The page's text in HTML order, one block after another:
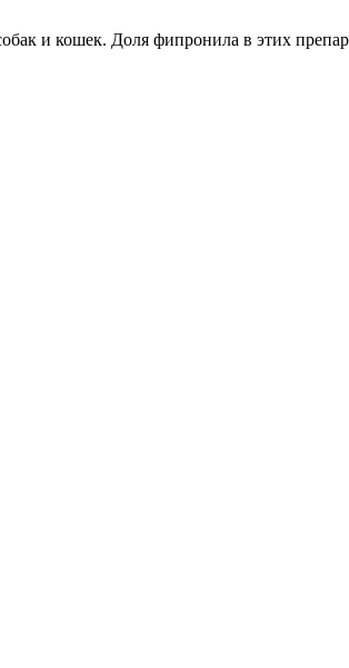
и кошек. Доля фипронила в этих